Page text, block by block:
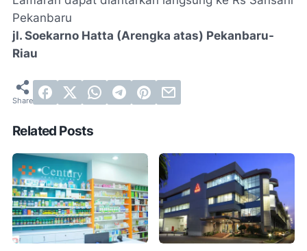
Pekanbaru
jl. Soekarno Hatta (Arengka atas) Pekanbaru-
Riau
Related Posts